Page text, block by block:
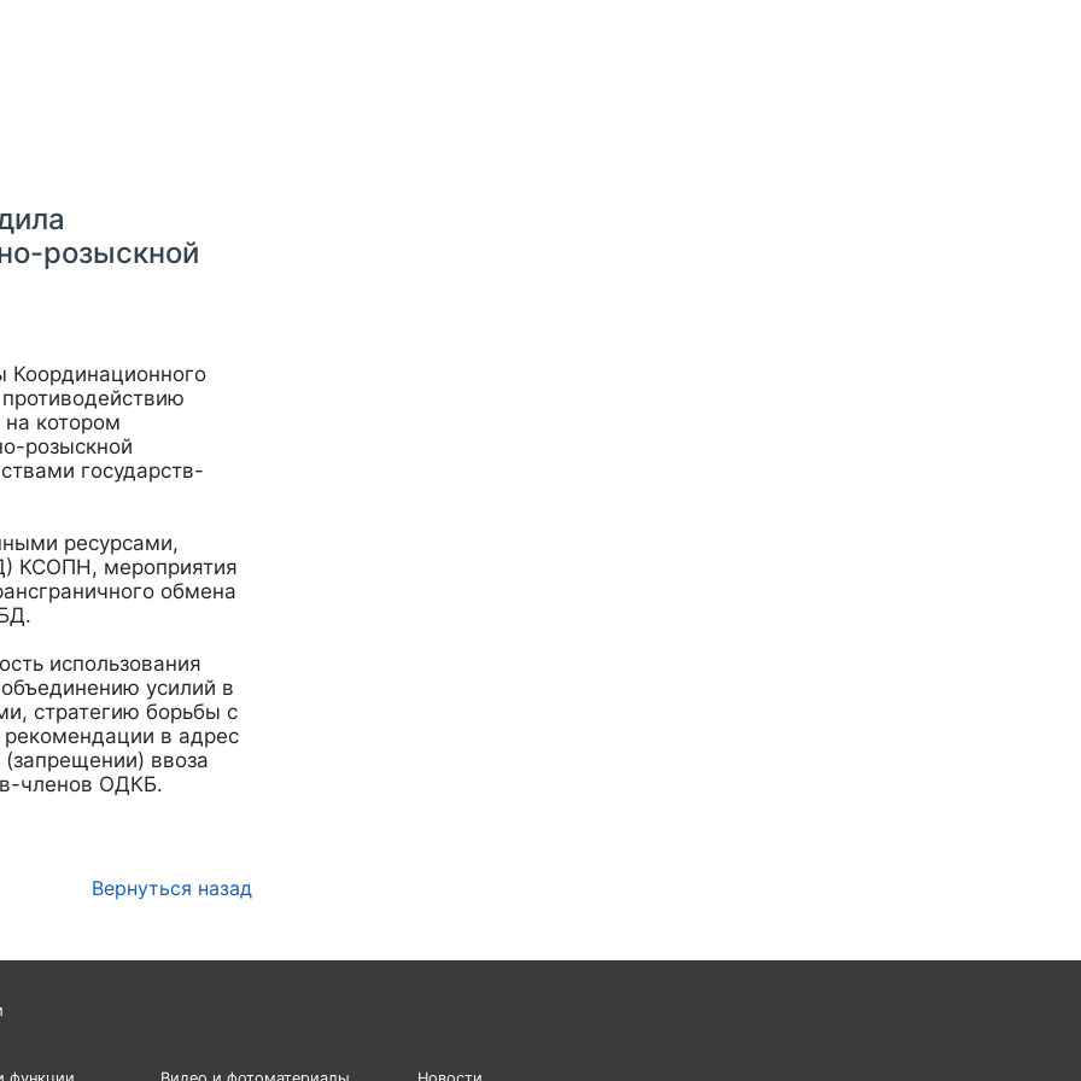
розыскной
Координационного
котором
розыскной
государств-
ресурсами,
КСОПН, мероприятия
обмена
использования
усилий в
стратегию борьбы с
в адрес
ввоза
членов ОДКБ.
Вернуться назад